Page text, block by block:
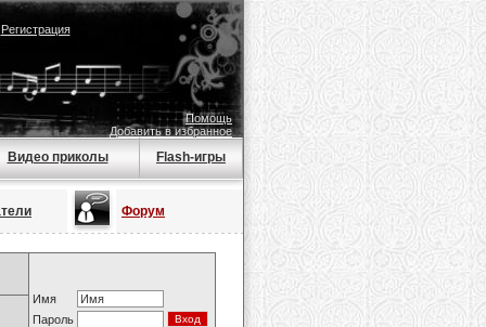
Регистрация
Помощь
Добавить в избранное
Видео приколы Flash-игры
Форум
Имя
Пароль